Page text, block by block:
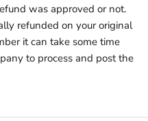
was approved or not.
refunded on your original
it can take some time
to process and post the